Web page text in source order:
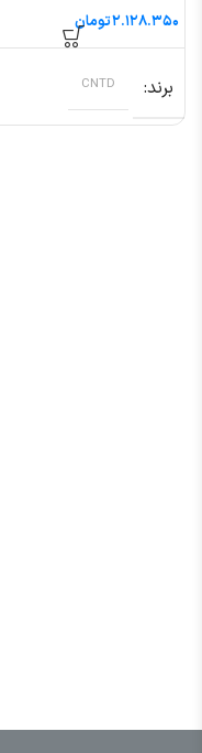
تومان
برند CNTD